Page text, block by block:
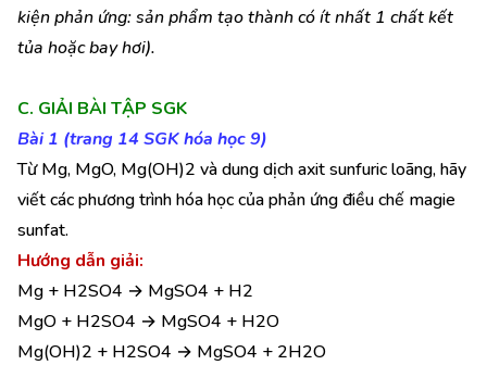
kiện phản ứng: sản phẩm tạo thành có ít nhất 1 chất kết
tủa hoặc bay hơi).
C. GIẢI BÀI TẬP SGK
Bài 1 (trang 14 SGK hóa học 9)
Từ Mg, MgO, Mg(OH)2 và dung dịch axit sunfuric loãng, hãy
viết các phương trình hóa học của phản ứng điều chế magie
sunfat.
Hướng dẫn giải:
Mg + H2SO4 → MgSO4 + H2
MgO + H2SO4 → MgSO4 + H2O
Mg(OH)2 + H2SO4 → MgSO4 + 2H2O